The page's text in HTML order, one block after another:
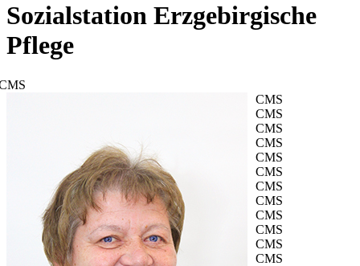
Sozialstation Erzgebirgische
Pflege
CMS
CMS
CMS
CMS
CMS
CMS
CMS
CMS
CMS
CMS
CMS
CMS